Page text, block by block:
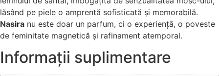
lăsând pe piele o amprentă sofisticată și memorabilă.
Nasira nu este doar un parfum, ci o experiență, o poveste
de feminitate magnetică și rafinament atemporal.
Informații suplimentare